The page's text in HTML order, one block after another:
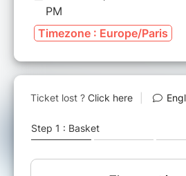
PM
Timezone : Europe/Paris